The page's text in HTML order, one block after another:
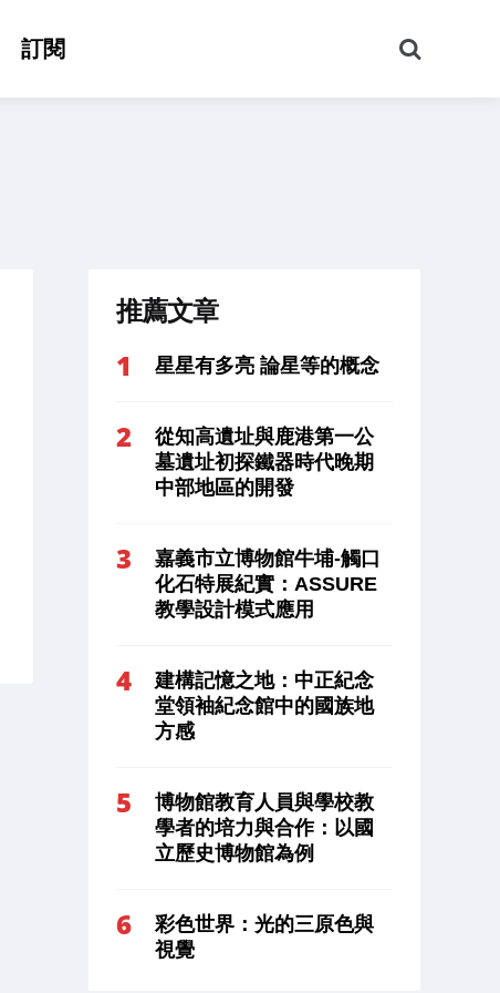
訂閱
尋
推薦文章
星星有多亮 論星等的概念
從知高遺址與鹿港第一公
墓遺址初探鐵器時代晚期
中部地區的開發
嘉義市立博物館牛埔-觸口
化石特展紀實：ASSURE
教學設計模式應用
建構記憶之地：中正紀念
堂領袖紀念館中的國族地
方感
博物館教育人員與學校教
學者的培力與合作：以國
立歷史博物館為例
彩色世界：光的三原色與
視覺